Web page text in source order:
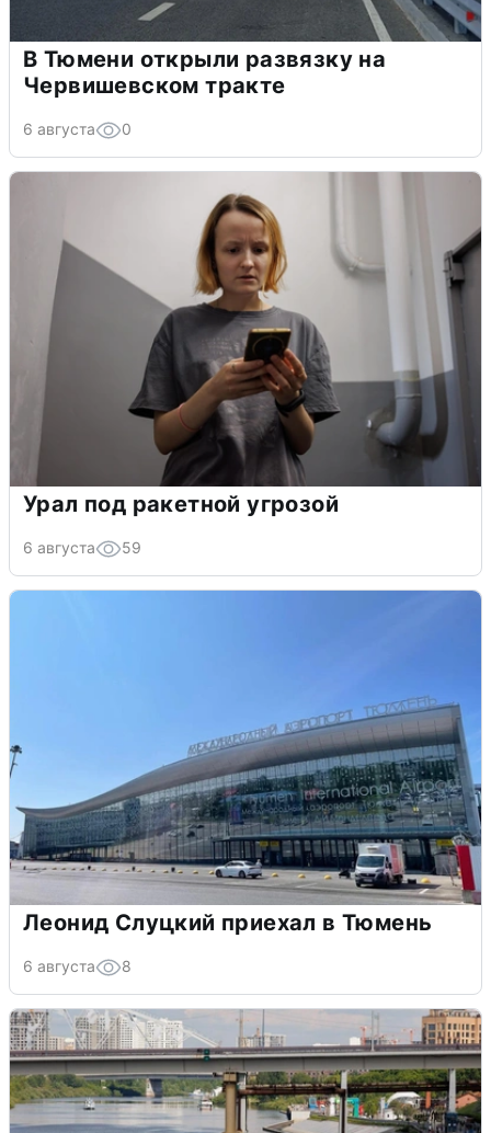
В Тюмени открыли развязку на
Червишевском тракте
6 августа 0
Урал под ракетной угрозой
6 августа 59
Леонид Слуцкий приехал в Тюмень
6 августа 8